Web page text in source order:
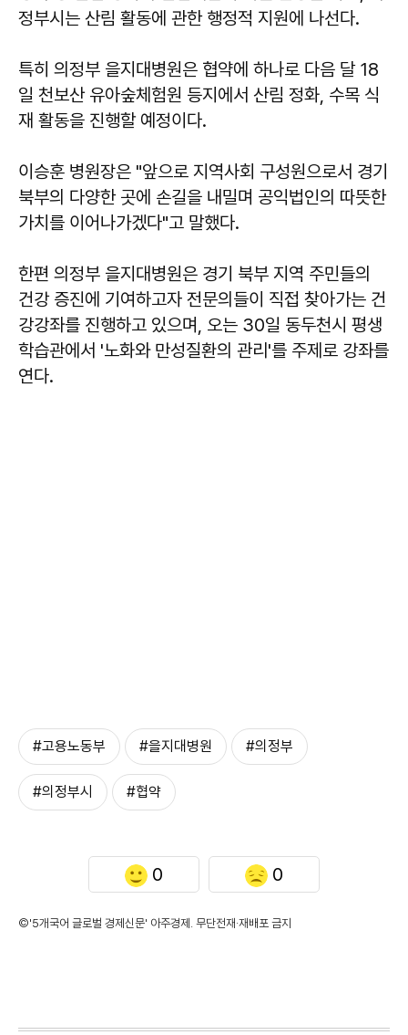
정부시는 산림 활동에 관한 행정적 지원에 나선다.
특히 의정부 을지대병원은 협약에 하나로 다음 달 18
일 천보산 유아숲체험원 등지에서 산림 정화, 수목 식
재 활동을 진행할 예정이다.
이승훈 병원장은 "앞으로 지역사회 구성원으로서 경기
북부의 다양한 곳에 손길을 내밀며 공익법인의 따뜻한
가치를 이어나가겠다"고 말했다.
한편 의정부 을지대병원은 경기 북부 지역 주민들의
건강 증진에 기여하고자 전문의들이 직접 찾아가는 건
강강좌를 진행하고 있으며, 오는 30일 동두천시 평생
학습관에서 '노화와 만성질환의 관리'를 주제로 강좌를
연다.
#고용노동부 #을지대병원 #의정부
#의정부시 #협약
0 0
©'5개국어 글로벌 경제신문' 아주경제. 무단전재·재배포 금지